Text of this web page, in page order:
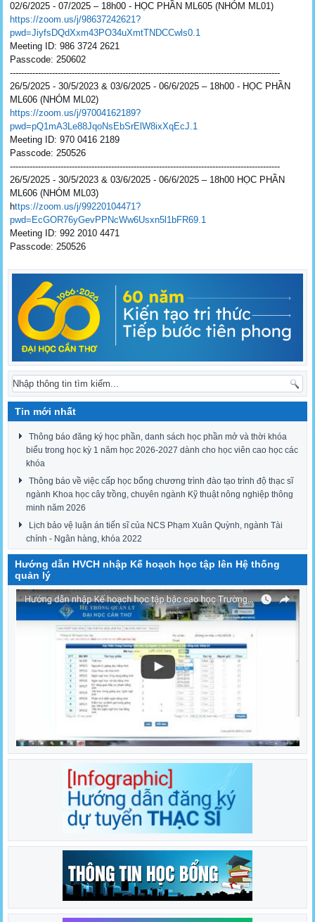
02/6/2025 - 07/2025 – 18h00 - HỌC PHẦN ML605 (NHÓM ML01)
https://zoom.us/j/98637242621?
pwd=JiyfsDQdXxm43PO34uXmtTNDCCwls0.1
Meeting ID: 986 3724 2621
Passcode: 250602
------------------------------------------------------------------------------------------------
26/5/2025 - 30/5/2023 & 03/6/2025 - 06/6/2025 – 18h00 - HỌC PHẦN
ML606 (NHÓM ML02)
https://zoom.us/j/97004162189?
pwd=pQ1mA3Le88JqoNsEbSrElW8ixXqEcJ.1
Meeting ID: 970 0416 2189
Passcode: 250526
------------------------------------------------------------------------------------------------
26/5/2025 - 30/5/2023 & 03/6/2025 - 06/6/2025 – 18h00 HỌC PHẦN
ML606 (NHÓM ML03)
https://zoom.us/j/99220104471?
pwd=EcGOR76yGevPPNcWw6Usxn5l1bFR69.1
Meeting ID: 992 2010 4471
Passcode: 250526
Tin mới nhất
Thông báo đăng ký học phần, danh sách học phần mở và thời khóa
biểu trong học kỳ 1 năm học 2026-2027 dành cho học viên cao học các
khóa
Thông báo về việc cấp học bổng chương trình đào tạo trình độ thạc sĩ
ngành Khoa học cây trồng, chuyên ngành Kỹ thuật nông nghiệp thông
minh năm 2026
Lịch bảo vệ luận án tiến sĩ của NCS Phạm Xuân Quỳnh, ngành Tài
chính - Ngân hàng, khóa 2022
Hướng dẫn HVCH nhập Kế hoạch học tập lên Hệ thống
quản lý